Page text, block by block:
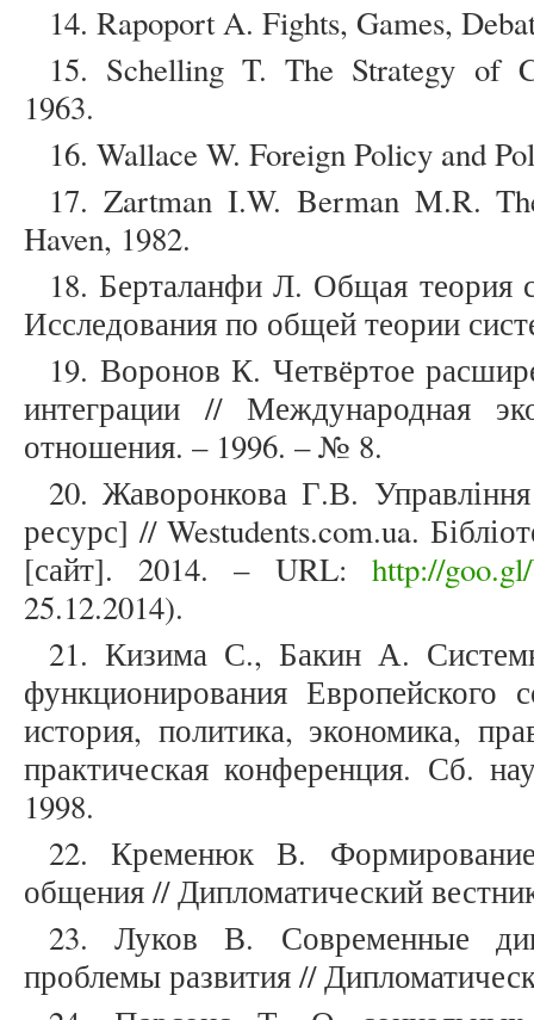
14. Rapoport A. Fights, Games,
15. Schelling T. The Strategy of
1963.
16. Wallace W. Foreign Policy and
17. Zartman I.W. Berman M.R.
Haven, 1982.
18. Берталанфи Л. Общая теория
Исследования по общей теории
19. Воронов К. Четвёртое
интеграции // Международная
отношения. – 1996. – № 8.
20. Жаворонкова Г.В.
ресурс] // Westudents.com.ua.
[сайт]. 2014. – URL: http://
25.12.2014).
21. Кизима С., Бакин А.
функционирования
история, политика, экономика,
практическая конференция. Сб.
1998.
22. Кременюк В.
общения // Дипломатический
23. Луков В. Современные
проблемы развития //